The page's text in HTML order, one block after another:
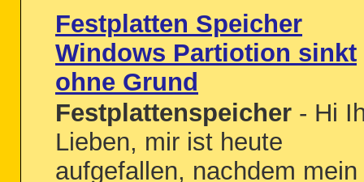
Festplatten Speicher
Windows Partiotion sinkt
ohne Grund
Festplattenspeicher - Hi
Lieben, mir ist heute
aufgefallen, nachdem mein